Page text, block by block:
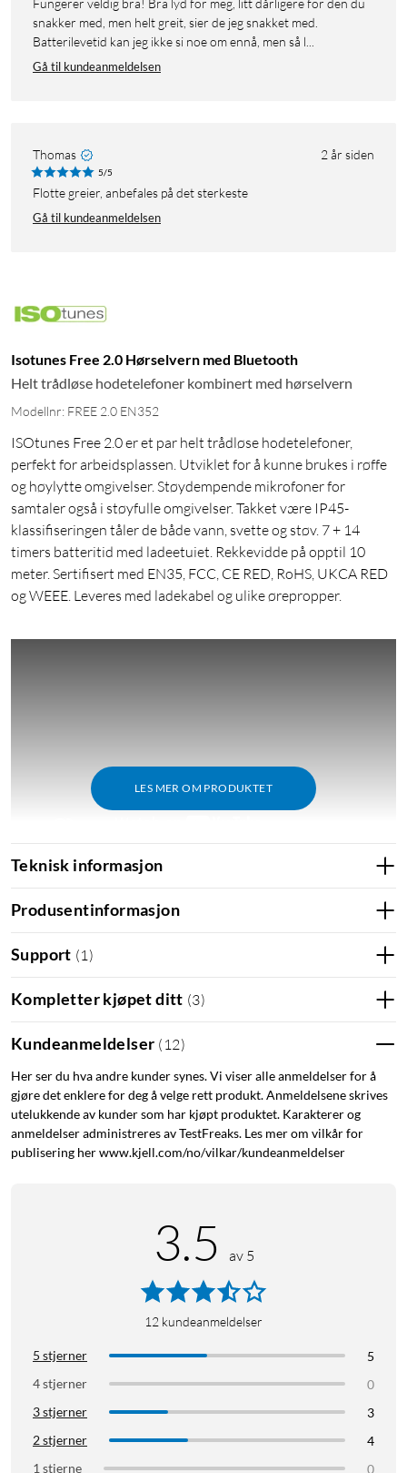
Fungerer veldig bra! Bra lyd for meg, litt dårligere for den du
snakker med, men helt greit, sier de jeg snakket med.
Batterilevetid kan jeg ikke si noe om ennå, men så l...
Gå til kundeanmeldelsen
Thomas 2 år siden
5/5
Flotte greier, anbefales på det sterkeste
Gå til kundeanmeldelsen
Isotunes Free 2.0 Hørselvern med Bluetooth
Helt trådløse hodetelefoner kombinert med hørselvern
Modellnr: FREE 2.0 EN352
ISOtunes Free 2.0 er et par helt trådløse hodetelefoner,
perfekt for arbeidsplassen. Utviklet for å kunne brukes i røffe
og høylytte omgivelser. Støydempende mikrofoner for
samtaler også i støyfulle omgivelser. Takket være IP45-
klassifiseringen tåler de både vann, svette og støv. 7 + 14
timers batteritid med ladeetuiet. Rekkevidde på opptil 10
meter. Sertifisert med EN35, FCC, CE RED, RoHS, UKCA RED
og WEEE. Leveres med ladekabel og ulike ørepropper.
LES MER OM PRODUKTET
TWS True Wireless
Teknisk informasjon
Produsentinformasjon
Support (1)
Kompletter kjøpet ditt (3)
Kundeanmeldelser ( 12)
Her ser du hva andre kunder synes. Vi viser alle anmeldelser for å
gjøre det enklere for deg å velge rett produkt. Anmeldelsene skrives
utelukkende av kunder som har kjøpt produktet. Karakterer og
anmeldelser administreres av TestFreaks. Les mer om vilkår for
publisering her www.kjell.com/no/vilkar/kundeanmeldelser
3.5 av 5
12 kundeanmeldelser
5 stjerner
5
4 stjerner
0
3 stjerner
3
2 stjerner
4
1 stjerne
0